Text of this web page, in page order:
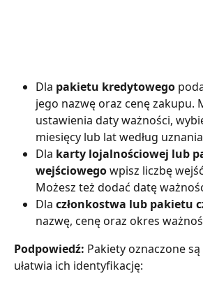
Dla pakietu kredytowego
jego nazwę oraz cenę zakupu.
ustawienia daty ważności,
miesięcy lub lat według
Dla karty lojalnościowej lub
wejściowego wpisz liczbę
Możesz też dodać datę
Dla członkostwa lub pakietu
nazwę, cenę oraz okres
Podpowiedź: Pakiety oznaczone
ułatwia ich identyfikację: